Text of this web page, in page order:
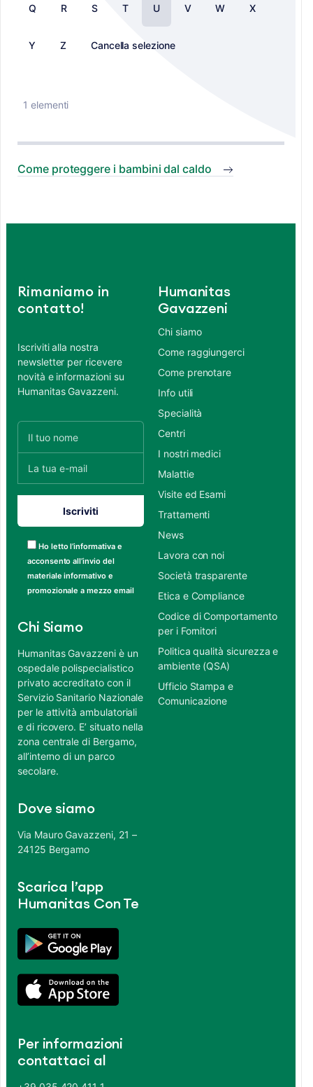
Q R S T U V W X
Y Z Cancella selezione
1 elementi
Come proteggere i bambini dal caldo
Rimaniamo in
contatto!
Iscriviti alla nostra
newsletter per ricevere
novità e informazioni su
Humanitas Gavazzeni.
Ho letto l’informativa e
acconsento all’invio del
materiale informativo e
promozionale a mezzo email
Chi Siamo
Humanitas Gavazzeni è un
ospedale polispecialistico
privato accreditato con il
Servizio Sanitario Nazionale
per le attività ambulatoriali
e di ricovero. E’ situato nella
zona centrale di Bergamo,
all’interno di un parco
secolare.
Dove siamo
Via Mauro Gavazzeni, 21 –
24125 Bergamo
Scarica l’app
Humanitas Con Te
Per informazioni
contattaci al
Humanitas
Gavazzeni
Chi siamo
Come raggiungerci
Come prenotare
Info utili
Specialità
Centri
I nostri medici
Malattie
Visite ed Esami
Trattamenti
News
Lavora con noi
Società trasparente
Etica e Compliance
Codice di Comportamento
per i Fornitori
Politica qualità sicurezza e
ambiente (QSA)
Ufficio Stampa e
Comunicazione